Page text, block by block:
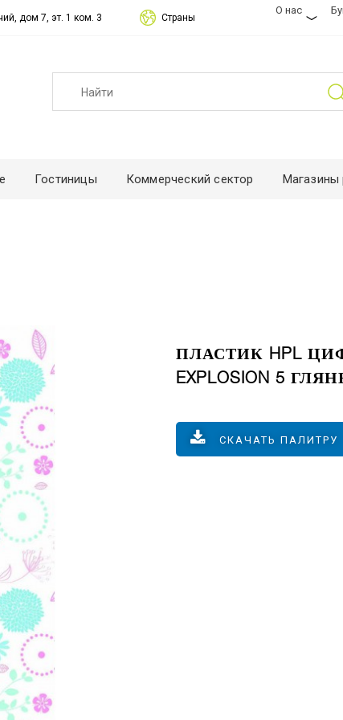
дом 7, эт. 1 ком. 3 Страны
О нас
Гостиницы Коммерческий сектор Магазины
ПЛАСТИК HPL
EXPLOSION 5
СКАЧАТЬ ПАЛИТРУ